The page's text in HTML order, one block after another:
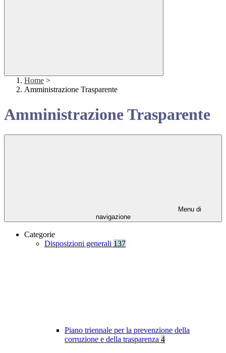
Home >
Amministrazione Trasparente
Amministrazione Trasparente
Menu di
navigazione
Categorie
Disposizioni generali 137
Piano triennale per la prevenzione della
corruzione e della trasparenza 4